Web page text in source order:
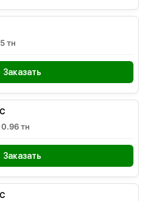
тн
Заказать
0.96тн
Заказать